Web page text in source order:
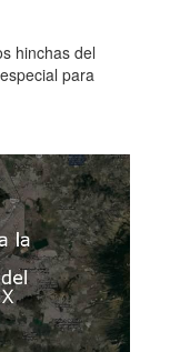
hinchas del
para